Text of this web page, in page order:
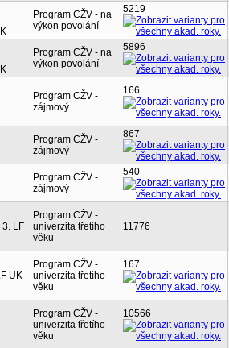
Program CŽV - na
výkon povolání
5219
Program CŽV - na
výkon povolání
5896
Program CŽV -
zájmový
166
Program CŽV -
zájmový
867
Program CŽV -
zájmový
540
3. LF
Program CŽV -
univerzita třetího
věku
11776
UK
Program CŽV -
univerzita třetího
věku
167
Program CŽV -
univerzita třetího
věku
10566